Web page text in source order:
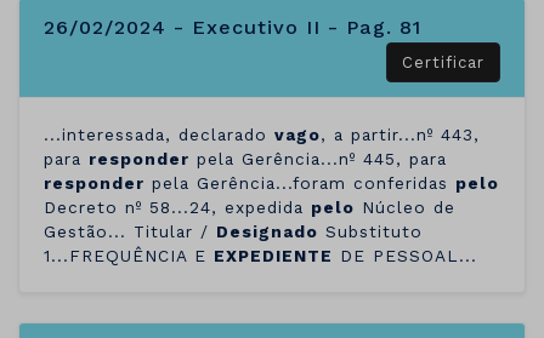
26/02/2024 - Executivo II - Pag. 81
Certificar
...interessada, declarado vago, a partir...nº 443,
para responder pela Gerência...nº 445, para
responder pela Gerência...foram conferidas pelo
Decreto nº 58...24, expedida pelo Núcleo de
Gestão... Titular / Designado Substituto
1...FREQUÊNCIA E EXPEDIENTE DE PESSOAL...